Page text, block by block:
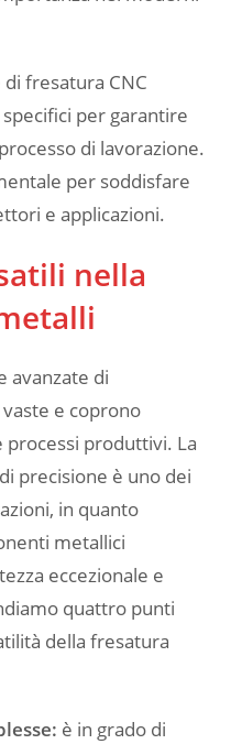
fresatura CNC
per garantire
di lavorazione.
per soddisfare
e applicazioni.
nella
avanzate di
e coprono
processi produttivi. La
precisione è uno dei
in quanto
metallici
eccezionale e
quattro punti
della fresatura
è in grado di